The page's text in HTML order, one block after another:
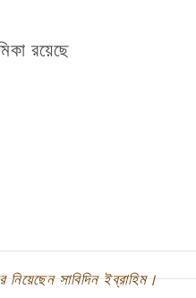
রয়েছে
নিয়েছেন সাবিদিন ইব্রাহিম।